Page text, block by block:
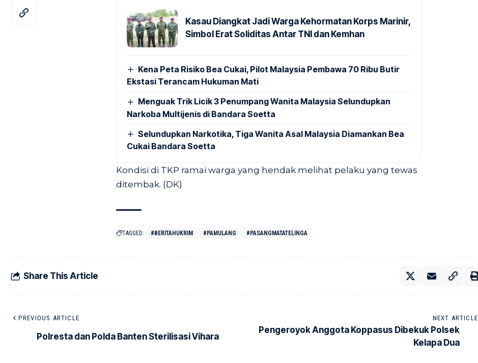
Kasau Diangkat Jadi Warga Kehormatan Korps Marinir,
Simbol Erat Soliditas Antar TNI dan Kemhan
Kena Peta Risiko Bea Cukai, Pilot Malaysia Pembawa 70 Ribu Butir
Ekstasi Terancam Hukuman Mati
Menguak Trik Licik 3 Penumpang Wanita Malaysia Selundupkan
Narkoba Multijenis di Bandara Soetta
Selundupkan Narkotika, Tiga Wanita Asal Malaysia Diamankan Bea
Cukai Bandara Soetta
Kondisi di TKP ramai warga yang hendak melihat pelaku yang tewas
ditembak. (DK)
TAGGED: #BERITAHUKRIM #PAMULANG #PASANGMATATELINGA
Share This Article
PREVIOUS ARTICLE
Polresta dan Polda Banten Sterilisasi Vihara
NEXT ARTICLE
Pengeroyok Anggota Koppasus Dibekuk Polsek
Kelapa Dua